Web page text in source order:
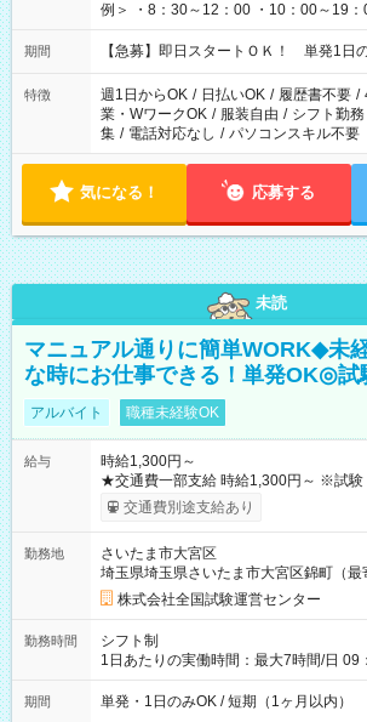
例＞ ・8：30～12：00 ・10：00～19
・13：00～22：00 ・22：00～翌6：00
期間 【急募】即日スタートＯＫ！ 単発1日
特徴 週1日からOK / 日払いOK / 履歴書不要 /
業・WワークOK / 服装自由 / シフト勤務
集 / 電話対応なし / パソコンスキル不要
気になる！ 応募する
未読
マニュアル通りに簡単WORK◆未
な時にお仕事できる！単発OK◎試
アルバイト 職種未経験OK
給与
時給1,300円～
★交通費一部支給 時給1,300円～ ※試験・役割により手当あり
※勤務回数により昇給あり 【即給（前
り！】 希望される場合、勤務から1週間
例】 ・河合塾模擬試験 8:30～17:30（休
×8時間＝日収10,400円＋交通費 ※当日
円の場合あり ・国家試験 7:00～13:30
円（役割手当＋100円）×6時間＝日収8,400円
間】試用期間なし
交通費別途支給あり
勤務地
さいたま市大宮区
埼玉県埼玉県さいたま市大宮区錦町（最
株式会社全国試験運営センター
勤務時間
シフト制
1日あたりの実働時間：最大7時間/日
間は 試験により異なります。
期間 単発・1日のみOK / 短期（1ヶ月以内）